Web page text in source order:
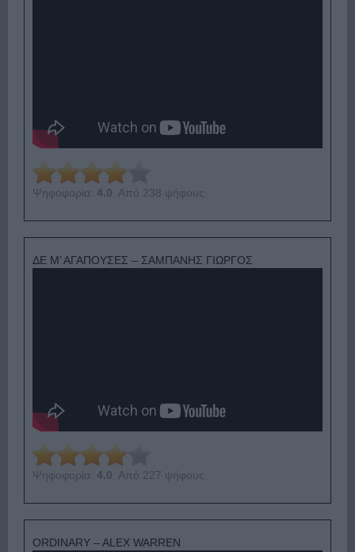
Ψηφοφορία: 4.0 . Από 238 ψήφους.
ΔΕ Μ’ ΑΓΑΠΟΥΣΕΣ – ΣΑΜΠΑΝΗΣ ΓΙΩΡΓΟΣ
Ψηφοφορία: 4.0 . Από 227 ψήφους.
ORDINARY – ALEX WARREN